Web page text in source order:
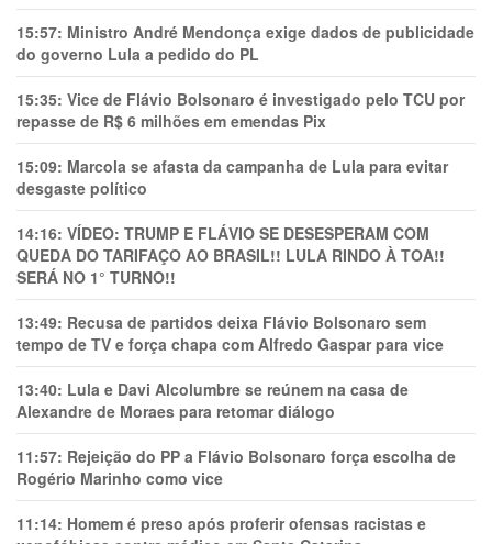
15:57: Ministro André Mendonça exige dados de publicidade
do governo Lula a pedido do PL
15:35: Vice de Flávio Bolsonaro é investigado pelo TCU por
repasse de R$ 6 milhões em emendas Pix
15:09: Marcola se afasta da campanha de Lula para evitar
desgaste político
14:16: VÍDEO: TRUMP E FLÁVIO SE DESESPERAM COM
QUEDA DO TARIFAÇO AO BRASIL!! LULA RINDO À TOA!!
SERÁ NO 1° TURNO!!
13:49: Recusa de partidos deixa Flávio Bolsonaro sem
tempo de TV e força chapa com Alfredo Gaspar para vice
13:40: Lula e Davi Alcolumbre se reúnem na casa de
Alexandre de Moraes para retomar diálogo
11:57: Rejeição do PP a Flávio Bolsonaro força escolha de
Rogério Marinho como vice
11:14: Homem é preso após proferir ofensas racistas e